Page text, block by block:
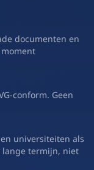
documenten en
conform. Geen
universiteiten als
lange termijn, niet